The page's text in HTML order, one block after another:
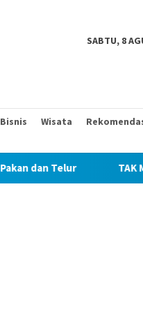
SABTU, 8
Bisnis Wisata
TAK MAU KALAH